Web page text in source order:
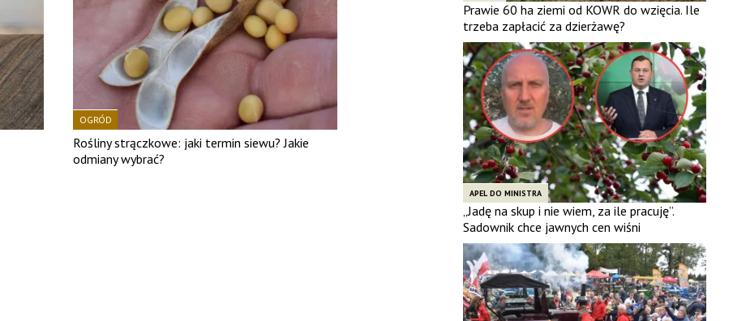
OGRÓD
Rośliny strączkowe: jaki termin siewu? Jakie
odmiany wybrać?
Prawie 60 ha ziemi od KOWR do wzięcia. Ile
trzeba zapłacić za dzierżawę?
APEL DO MINISTRA
„Jadę na skup i nie wiem, za ile pracuję”.
Sadownik chce jawnych cen wiśni